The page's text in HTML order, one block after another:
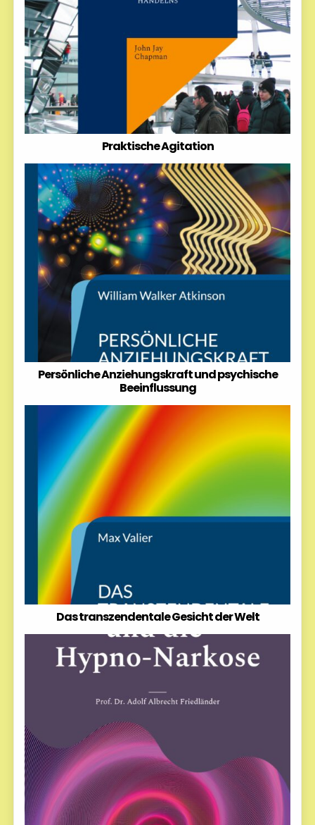
Praktische Agitation
Persönliche Anziehungskraft und psychische
Beeinflussung
Das transzendentale Gesicht der Welt